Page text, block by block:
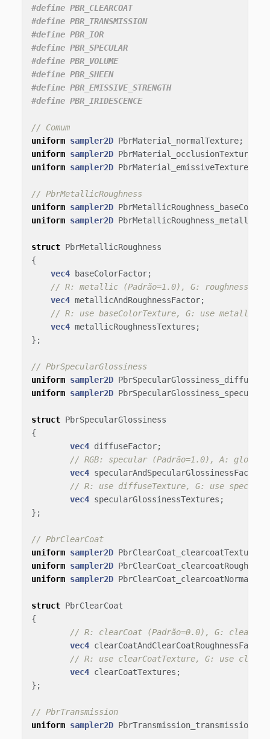
#define PBR_CLEARCOAT
#define PBR_TRANSMISSION
#define PBR_IOR
#define PBR_SPECULAR
#define PBR_VOLUME
#define PBR_SHEEN
#define PBR_EMISSIVE_STRENGTH
#define PBR_IRIDESCENCE
// Comum
uniform sampler2D PbrMaterial_normalTexture;
uniform sampler2D PbrMaterial_occlusionTexture
uniform sampler2D PbrMaterial_emissiveTexture
// PbrMetallicRoughness
uniform sampler2D
uniform sampler2D
struct PbrMetallicRoughness
{
vec4 baseColorFactor;
// R: metallic (Padrão=1.0), G: roughness
vec4 metallicAndRoughnessFactor;
// R: use baseColorTexture, G: use
vec4 metallicRoughnessTextures ;
};
// PbrSpecularGlossiness
uniform sampler2D
uniform sampler2D
struct PbrSpecularGlossiness
{
vec4 diffuseFactor;
// RGB: specular (Padrão=1.0), A:
vec4 specularAndSpecularGlossinessFactor
// R: use diffuseTexture, G: use
vec4 specularGlossinessTextures ;
};
// PbrClearCoat
uniform sampler2D PbrClearCoat_clearcoatTexture
uniform sampler2D
uniform sampler2D
struct PbrClearCoat
{
// R: clearCoat (Padrão=0.0), G:
vec4 clearCoatAndClearCoatRoughnessFactor
// R: use clearCoatTexture, G: use
vec4 clearCoatTextures ;
};
// PbrTransmission
uniform sampler2D